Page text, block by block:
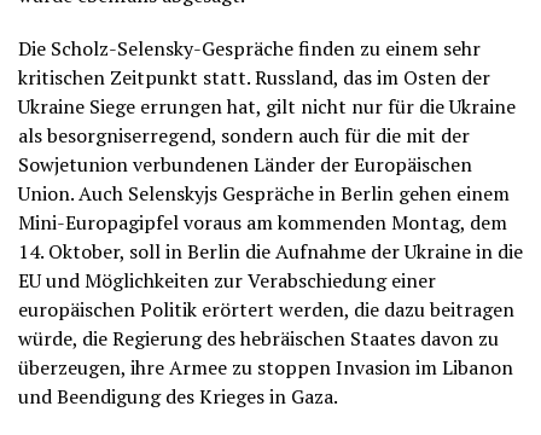
Die Scholz-Selensky-Gespräche finden zu einem sehr
kritischen Zeitpunkt statt. Russland, das im Osten der
Ukraine Siege errungen hat, gilt nicht nur für die Ukraine
als besorgniserregend, sondern auch für die mit der
Sowjetunion verbundenen Länder der Europäischen
Union. Auch Selenskyjs Gespräche in Berlin gehen einem
Mini-Europagipfel voraus am kommenden Montag, dem
14. Oktober, soll in Berlin die Aufnahme der Ukraine in die
EU und Möglichkeiten zur Verabschiedung einer
europäischen Politik erörtert werden, die dazu beitragen
würde, die Regierung des hebräischen Staates davon zu
überzeugen, ihre Armee zu stoppen Invasion im Libanon
und Beendigung des Krieges in Gaza.